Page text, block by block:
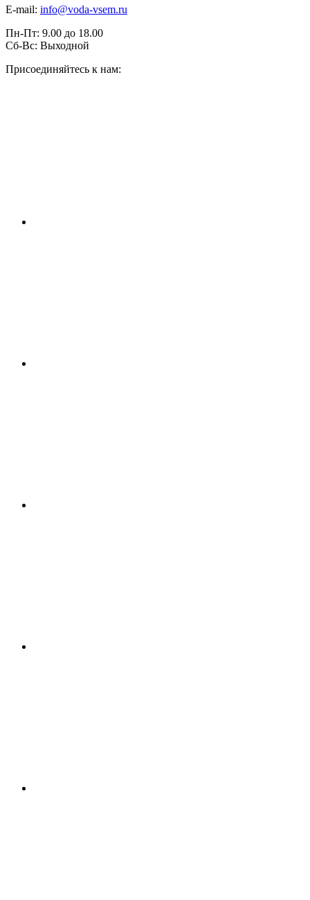
E-mail: info@voda-vsem.ru
Пн-Пт: 9.00 до 18.00
Сб-Вс: Выходной
Присоединяйтесь к нам: